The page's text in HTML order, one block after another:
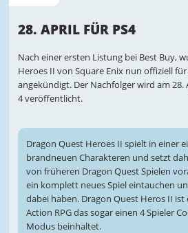
28. APRIL FÜR PS4
Nach einer ersten Listung bei Best Buy,
Heroes II von Square Enix nun offiziell
angekündigt. Der Nachfolger wird am 28.
4 veröffentlicht.
Dragon Quest Heroes II spielt in einer
brandneuen Charakteren und setzt
von früheren Dragon Quest Spielen
ein komplett neues Spiel eintauchen
dabei haben. Dragon Quest Heros II ist
Action RPG das sogar einen 4 Spieler
Modus beinhaltet.